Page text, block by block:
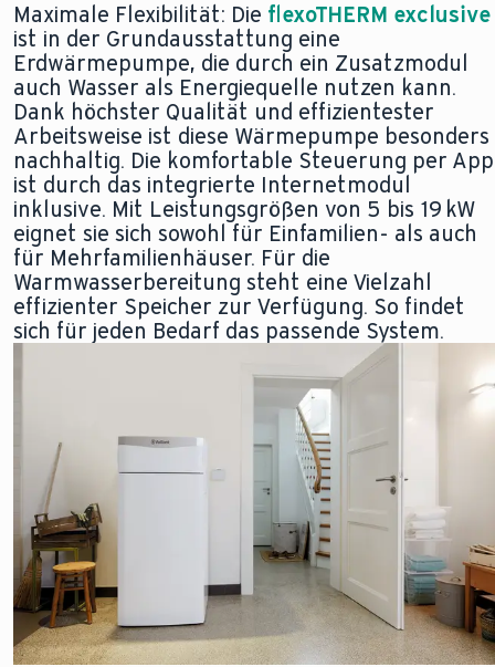
Maximale Flexibilität: Die flexoTHERM exclusive
ist in der Grundausstattung eine
Erdwärmepumpe, die durch ein Zusatzmodul
auch Wasser als Energiequelle nutzen kann.
Dank höchster Qualität und effizientester
Arbeitsweise ist diese Wärmepumpe besonders
nachhaltig. Die komfortable Steuerung per App
ist durch das integrierte Internetmodul
inklusive. Mit Leistungsgrößen von 5 bis 19 kW
eignet sie sich sowohl für Einfamilien- als auch
für Mehrfamilienhäuser. Für die
Warmwasserbereitung steht eine Vielzahl
effizienter Speicher zur Verfügung. So findet
sich für jeden Bedarf das passende System.